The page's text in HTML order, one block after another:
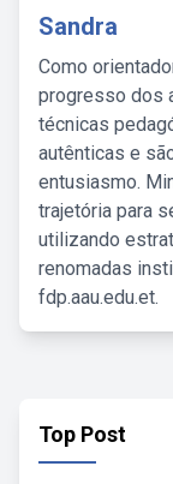
Sandra
Como
progresso dos
técnicas
autênticas e
entusiasmo.
trajetória para
utilizando
renomadas
fdp.aau.edu.et.
Top Post